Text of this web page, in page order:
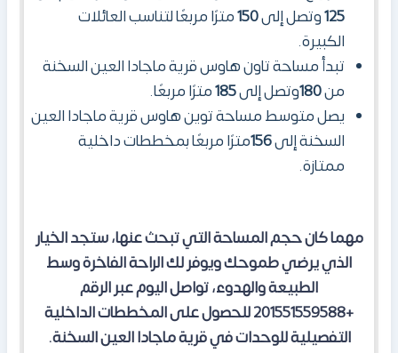
125وتصل إلى150مترًا مربعًا لتناسب العائلات
الكبيرة.
تبدأ مساحة تاون هاوس قرية ماجادا العين السخنة
من180وتصل إلى185مترًا مربعًا.
يصل متوسط مساحة توين هاوس قرية ماجادا العين
السخنة إلى156مترًا مربعًا بمخططات داخلية
ممتازة.
مهما كان حجم المساحة التي تبحث عنها، ستجد الخيار
الذي يرضي طموحك ويوفر لك الراحة الفاخرة وسط
الطبيعة والهدوء،تواصل اليوم عبر الرقم
+201551559588 للحصول على المخططات الداخلية
التفصيلية للوحدات في قرية ماجادا العين السخنة.